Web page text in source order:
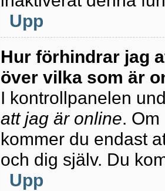
Upp
Hur förhindrar jag
över vilka som är
I kontrollpanelen
att jag är online.
kommer du endast
och dig själv. Du
Upp